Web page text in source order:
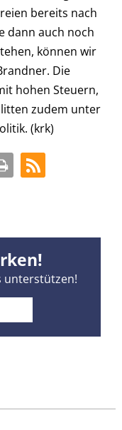
bereits nach
dann auch noch
können wir
Die
hohen Steuern,
zudem unter
(krk)
unterstützen!